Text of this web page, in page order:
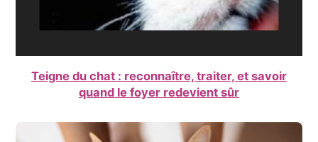
Teigne du chat : reconnaître, traiter, et savoir
quand le foyer redevient sûr